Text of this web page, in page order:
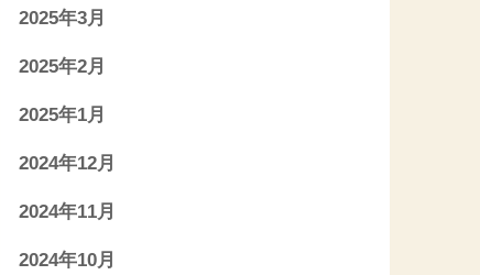
2025年3月
2025年2月
2025年1月
2024年12月
2024年11月
2024年10月